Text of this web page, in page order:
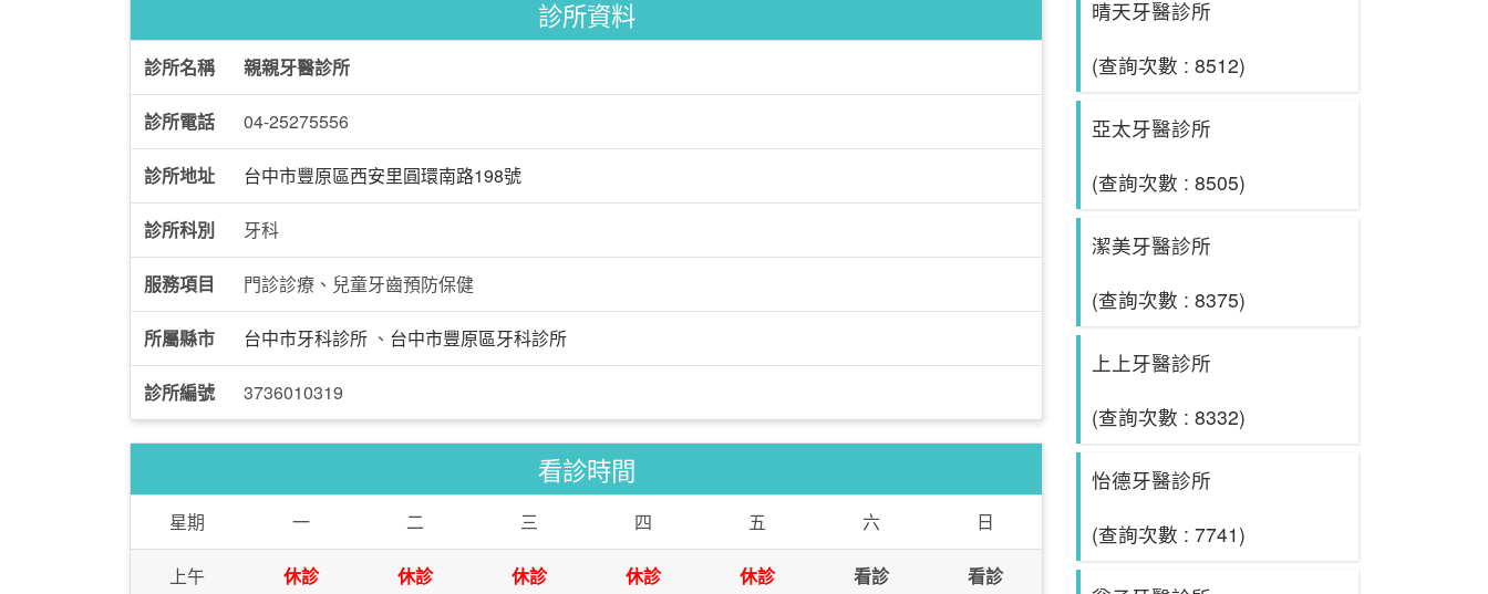
診所資料
診所名稱 親親牙醫診所
診所電話 04-25275556
診所地址 台中市豐原區西安里圓環南路198號
診所科別 牙科
服務項目 門診診療、兒童牙齒預防保健
所屬縣市 台中市牙科診所 、 台中市豐原區牙科診所
診所編號 3736010319
看診時間
星期 一 二 三 四 五 六 日
上午 休診 休診 休診 休診 休診 看診 看診
晴天牙醫診所
(查詢次數 : 8512)
亞太牙醫診所
(查詢次數 : 8505)
潔美牙醫診所
(查詢次數 : 8375)
上上牙醫診所
(查詢次數 : 8332)
怡德牙醫診所
(查詢次數 : 7741)